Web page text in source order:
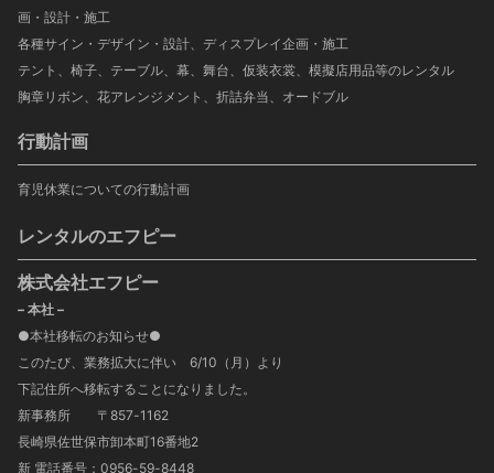
画・設計・施工
各種サイン・デザイン・設計、ディスプレイ企画・施工
テント、椅子、テーブル、幕、舞台、仮装衣裳、模擬店用品等のレンタル
胸章リボン、花アレンジメント、折詰弁当、オードブル
行動計画
育児休業についての行動計画
レンタルのエフピー
株式会社エフピー
– 本社 –
●本社移転のお知らせ●
このたび、業務拡大に伴い 6/10（月）より
下記住所へ移転することになりました。
新事務所 〒857-1162
長崎県佐世保市卸本町16番地2
新 電話番号：0956-59-8448